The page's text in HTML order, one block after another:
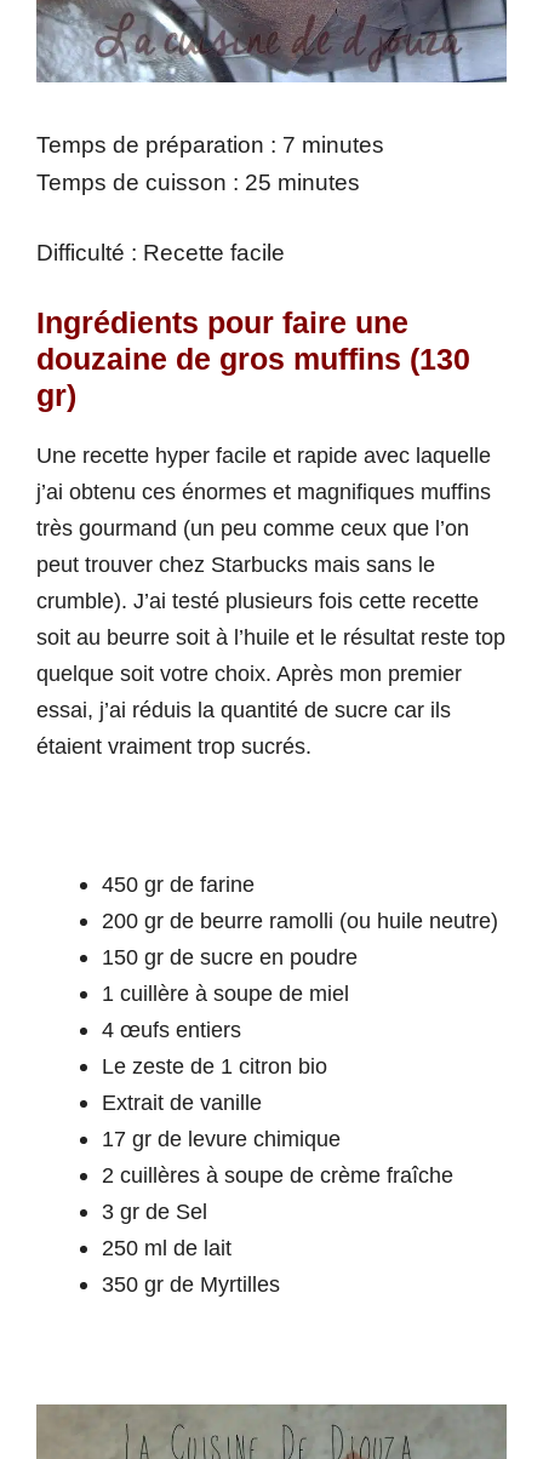
Temps de préparation : 7 minutes
Temps de cuisson : 25 minutes
Difficulté : Recette facile
Ingrédients pour faire une
douzaine de gros muffins (130
gr)
Une recette hyper facile et rapide avec laquelle
j’ai obtenu ces énormes et magnifiques muffins
très gourmand (un peu comme ceux que l’on
peut trouver chez Starbucks mais sans le
crumble). J’ai testé plusieurs fois cette recette
soit au beurre soit à l’huile et le résultat reste top
quelque soit votre choix. Après mon premier
essai, j’ai réduis la quantité de sucre car ils
étaient vraiment trop sucrés.
450 gr de farine
200 gr de beurre ramolli (ou huile neutre)
150 gr de sucre en poudre
1 cuillère à soupe de miel
4 œufs entiers
Le zeste de 1 citron bio
Extrait de vanille
17 gr de levure chimique
2 cuillères à soupe de crème fraîche
3 gr de Sel
250 ml de lait
350 gr de Myrtilles